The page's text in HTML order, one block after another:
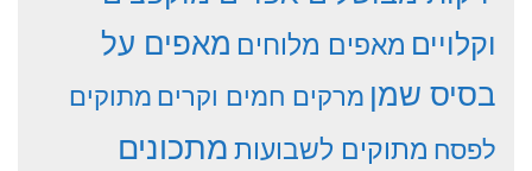
וקלויים מאפים מלוחים מאפים על
בסיס שמן מרקים חמים וקריםמתוקים
לפסח מתוקים לשבועותמתכונים